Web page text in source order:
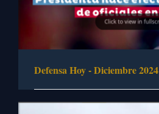
Defensa Hoy - Diciembre 2024